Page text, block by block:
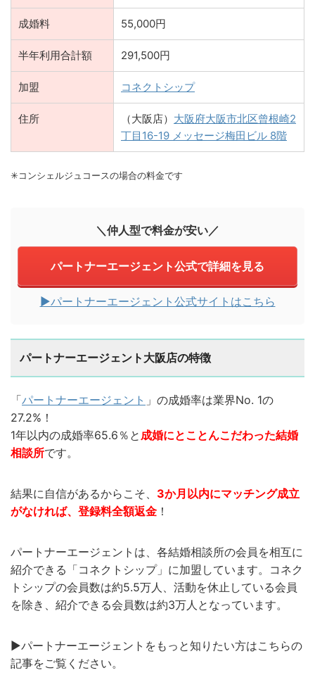
成婚料 55,000円
半年利用合計額 291,500円
加盟 コネクトシップ
住所 （大阪店） 大阪府大阪市北区曾根崎2
丁目16-19 メッセージ梅田ビル 8階
✳︎コンシェルジュコースの場合の料金です
＼仲人型で料金が安い／
パートナーエージェント公式で詳細を見る
▶︎パートナーエージェント公式サイトはこちら
パートナーエージェント大阪店の特徴
「パートナーエージェント 」の成婚率は業界No. 1の
27.2%！
1年以内の成婚率65.6％と成婚にとことんこだわった結婚
相談所です。
結果に自信があるからこそ、 3か月以内にマッチング成立
がなければ、登録料全額返金 ！
パートナーエージェントは、各結婚相談所の会員を相互に
紹介できる「コネクトシップ」に加盟しています。コネク
トシップの会員数は約5.5万人、活動を休止している会員
を除き、紹介できる会員数は約3万人となっています。
▶︎パートナーエージェントをもっと知りたい方はこちらの
記事をご覧ください。